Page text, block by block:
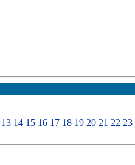
13 14 15 16 17 18 19 20 21 22 23